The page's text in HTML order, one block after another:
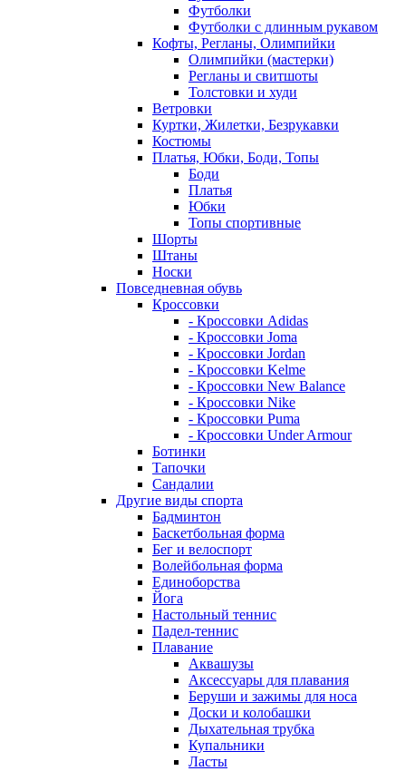
Футболки
Футболки с длинным рукавом
Кофты, Регланы, Олимпийки
Олимпийки (мастерки)
Регланы и свитшоты
Толстовки и худи
Ветровки
Куртки, Жилетки, Безрукавки
Костюмы
Платья, Юбки, Боди, Топы
Боди
Платья
Юбки
Топы спортивные
Шорты
Штаны
Носки
Повседневная обувь
Кроссовки
- Кроссовки Adidas
- Кроссовки Joma
- Кроссовки Jordan
- Кроссовки Kelme
- Кроссовки New Balance
- Кроссовки Nike
- Кроссовки Puma
- Кроссовки Under Armour
Ботинки
Тапочки
Сандалии
Другие виды спорта
Бадминтон
Баскетбольная форма
Бег и велоспорт
Волейбольная форма
Единоборства
Йога
Настольный теннис
Падел-теннис
Плавание
Аквашузы
Аксессуары для плавания
Беруши и зажимы для носа
Доски и колобашки
Дыхательная трубка
Купальники
Ласты